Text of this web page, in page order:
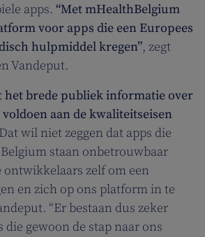
apps. “Met mHealthBelgium
voor apps die een Europees
hulpmiddel kregen”, zegt
Vandeput.
het brede publiek informatie over
aan de kwaliteitseisen
Dat wil niet zeggen dat apps die
staan onbetrouwbaar
ontwikkelaars zelf om een
en zich op ons platform in te
“Er bestaan dus zeker
die gewoon de stap naar ons